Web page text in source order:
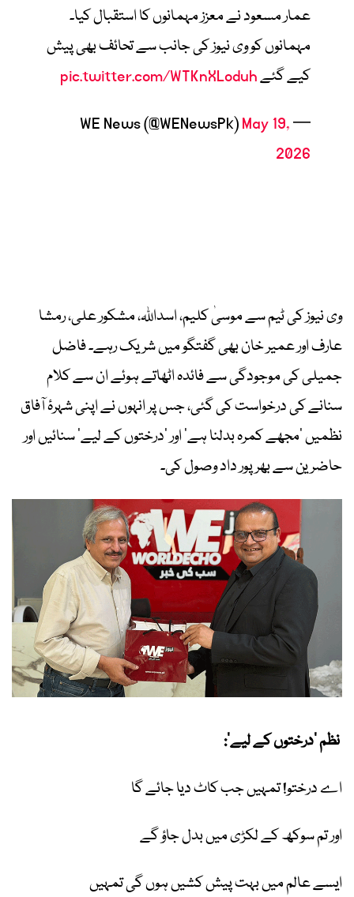
عمار مسعود نے معزز مہمانوں کا استقبال کیا۔
مہمانوں کو وی نیوز کی جانب سے تحائف بھی پیش
کیے گئےpic.twitter.com/WTKnXLoduh
— WE News (@WENewsPk)
May 19,
2026
وی نیوز کی ٹیم سے موسیٰ کلیم، اسداللہ، مشکور علی، رمشا
عارف اور عمیر خان بھی گفتگو میں شریک رہے۔ فاضل
جمیلی کی موجودگی سے فائدہ اٹھاتے ہوئے ان سے کلام
سنانے کی درخواست کی گئی، جس پر انہوں نے اپنی شہرۂ آفاق
نظمیں ’مجھے کمرہ بدلنا ہے‘ اور ’درختوں کے لیے‘ سنائیں اور
حاضرین سے بھرپور داد وصول کی۔
نظم ’درختوں کے لیے‘:
اے درختو! تمہیں جب کاٹ دیا جائے گا
اور تم سوکھ کے لکڑی میں بدل جاؤ گے
ایسے عالم میں بہت پیش کشیں ہوں گی تمہیں